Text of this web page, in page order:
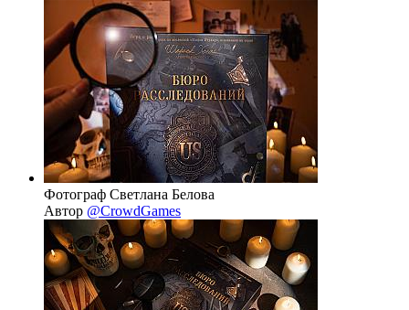
Фотограф Светлана Белова
Автор @CrowdGames